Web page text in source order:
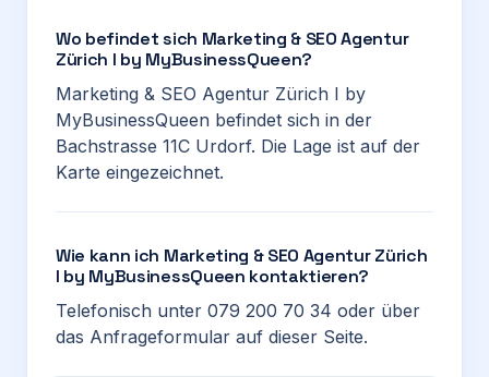
Wo befindet sich Marketing & SEO Agentur
Zürich I by MyBusinessQueen?
Marketing & SEO Agentur Zürich I by
MyBusinessQueen befindet sich in der
Bachstrasse 11C Urdorf. Die Lage ist auf der
Karte eingezeichnet.
Wie kann ich Marketing & SEO Agentur Zürich
I by MyBusinessQueen kontaktieren?
Telefonisch unter 079 200 70 34 oder über
das Anfrageformular auf dieser Seite.